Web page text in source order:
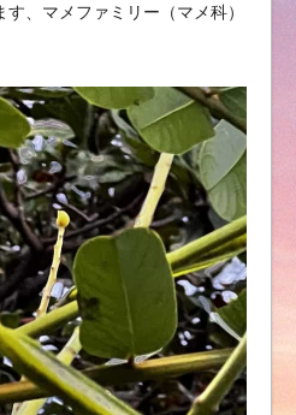
、マメファミリー（マメ科）